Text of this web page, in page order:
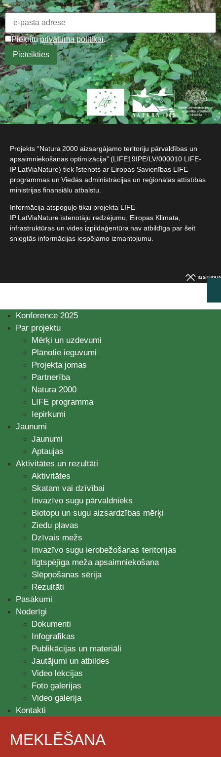
Piekrītuprivātuma politikai.
Projekts “Natura 2000 aizsargājamo teritoriju pārvaldības un
apsaimniekošanas optimizācija” (LIFE19IPE/LV/000010 LIFE-
IP LatViaNature) tiek īstenots ar Eiropas Savienības LIFE
programmas un Viedās administrācijas un reģionālās attīstības
ministrijas finansiālu atbalstu.​
Informācija atspoguļo tikai projekta LIFE
IP LatViaNature īstenotāju redzējumu, Eiropas Klimata,
infrastruktūras un vides izpildaģentūra nav atbildīga par šeit
sniegtās informācijas iespējamo izmantojumu.​
Konference 2025
Par projektu
Mērķi un uzdevumi
Plānotie ieguvumi
Projekta jomas
Partnerība
Natura 2000
LIFE programma
Iepirkumi
Jaunumi
Jaunumi
Aptaujas
Aktivitātes un rezultāti
Aktivitātes
Skatam vai dzīvībai
Invazīvo sugu pārvaldnieks
Biotopu un sugu aizsardzības mērķi
Ziedu pļavas
Dzīvais mežs
Invazīvo sugu ierobežošanas teritorijas
Ilgtspējīga meža apsaimniekošana
Slēpņošanas sērija
Rezultāti
Pasākumi
Noderīgi
Dokumenti
Infografikas
Publikācijas un materiāli
Jautājumi un atbildes
Video lekcijas
Foto galerijas
Video galerija
Kontakti
MEKLĒŠANA